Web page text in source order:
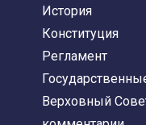
История
Конституция
Регламент
Верховный